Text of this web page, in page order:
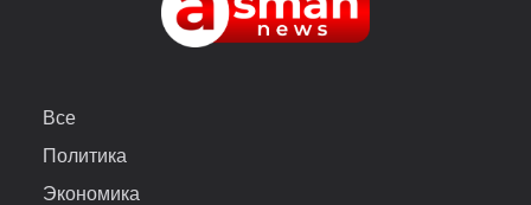
Все
Политика
Экономика